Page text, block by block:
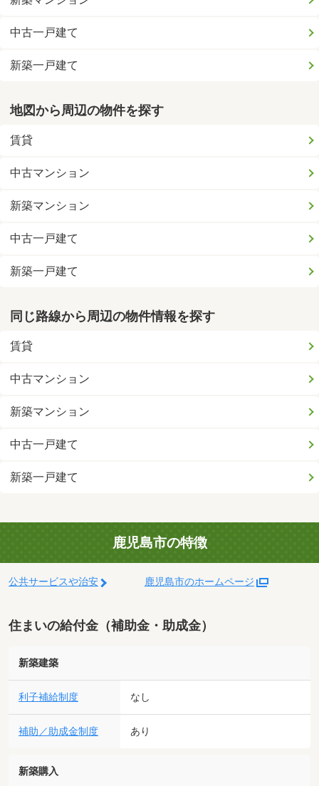
中古一戸建て
新築一戸建て
地図から周辺の物件を探す
賃貸
中古マンション
新築マンション
中古一戸建て
新築一戸建て
同じ路線から周辺の物件情報を探す
賃貸
中古マンション
新築マンション
中古一戸建て
新築一戸建て
鹿児島市の特徴
公共サービスや治安 鹿児島市のホームページ
住まいの給付金（補助金・助成金）
新築建築
利子補給制度 なし
補助／助成金制度 あり
新築購入